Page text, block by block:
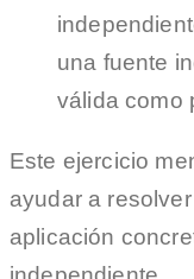
una fuente
válida como
Este ejercicio
ayudar a
aplicación